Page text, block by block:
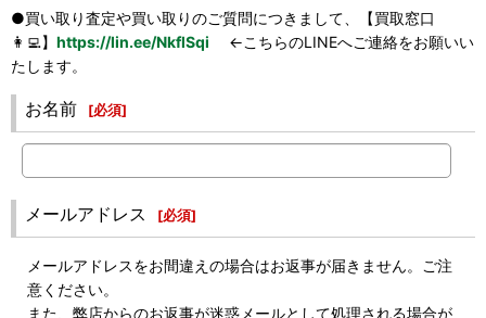
●買い取り査定や買い取りのご質問につきまして、【買取窓口
👩‍💻】 https://lin.ee/NkflSqi ←こちらのLINEへご連絡をお願いい
たします。
お名前 [必須]
メールアドレス [必須]
メールアドレスをお間違えの場合はお返事が届きません。ご注
意ください。
また、弊店からのお返事が迷惑メールとして処理される場合が